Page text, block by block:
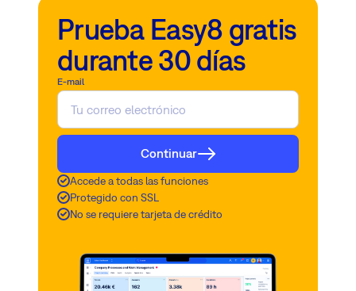
Prueba Easy8 gratis
durante 30 días
E-mail
Continuar
Accede a todas las funciones
Protegido con SSL
No se requiere tarjeta de crédito